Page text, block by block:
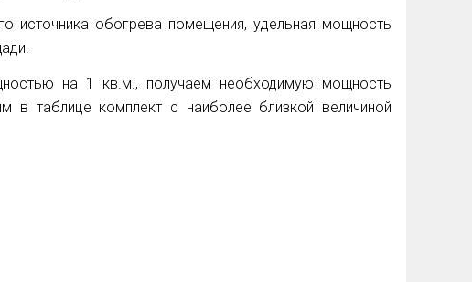
источника обогрева помещения, удельная мощность
на 1 кв.м., получаем необходимую мощность
в таблице комплект с наиболее близкой величиной